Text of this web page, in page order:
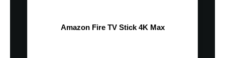
Amazon Fire TV Stick 4K Max